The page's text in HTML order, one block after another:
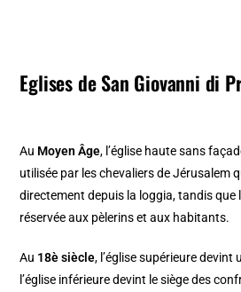
Eglises de San Giovanni di
Au Moyen Âge, l’église haute sans
utilisée par les chevaliers de Jérusalem
directement depuis la loggia, tandis que
réservée aux pèlerins et aux habitants.
Au 18è siècle, l’église supérieure devint
l’église inférieure devint le siège des